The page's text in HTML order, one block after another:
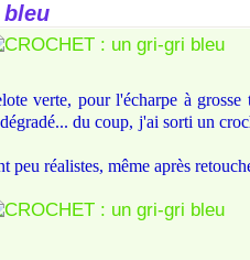
bleu
verte, pour l'écharpe à
du coup, j'ai sorti un
peu réalistes, même après